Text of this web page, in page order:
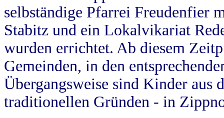
selbständige Pfarrei Freudenfier
Stabitz und ein Lokalvikariat
wurden errichtet. Ab diesem
Gemeinden, in den
Übergangsweise sind Kinder aus
traditionellen Gründen - in